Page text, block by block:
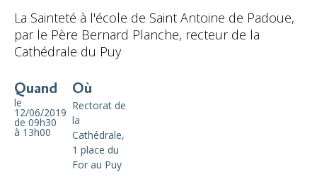
La Sainteté à l'école de Saint Antoine de Padoue,
par le Père Bernard Planche, recteur de la
Cathédrale du Puy
Quand
le
12/06/2019
de 09h30
à 13h00
Où
Rectorat de
la
Cathédrale,
1 place du
For au Puy